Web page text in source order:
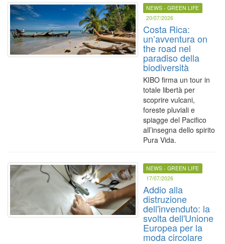
NEWS - GREEN LIFE
20/07/2026
Costa Rica:
un’avventura on
the road nel
paradiso della
biodiversità
KIBO firma un tour in
totale libertà per
scoprire vulcani,
foreste pluviali e
spiagge del Pacifico
all’insegna dello spirito
Pura Vida.
NEWS - GREEN LIFE
17/07/2026
Addio alla
distruzione
dell'invenduto: la
svolta dell'Unione
Europea per la
moda circolare